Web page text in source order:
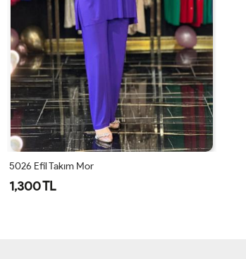
5026 Efil Takım Mor
1,300 TL